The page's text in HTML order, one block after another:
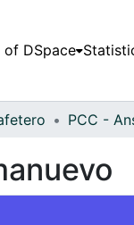
of DSpace
PCC -